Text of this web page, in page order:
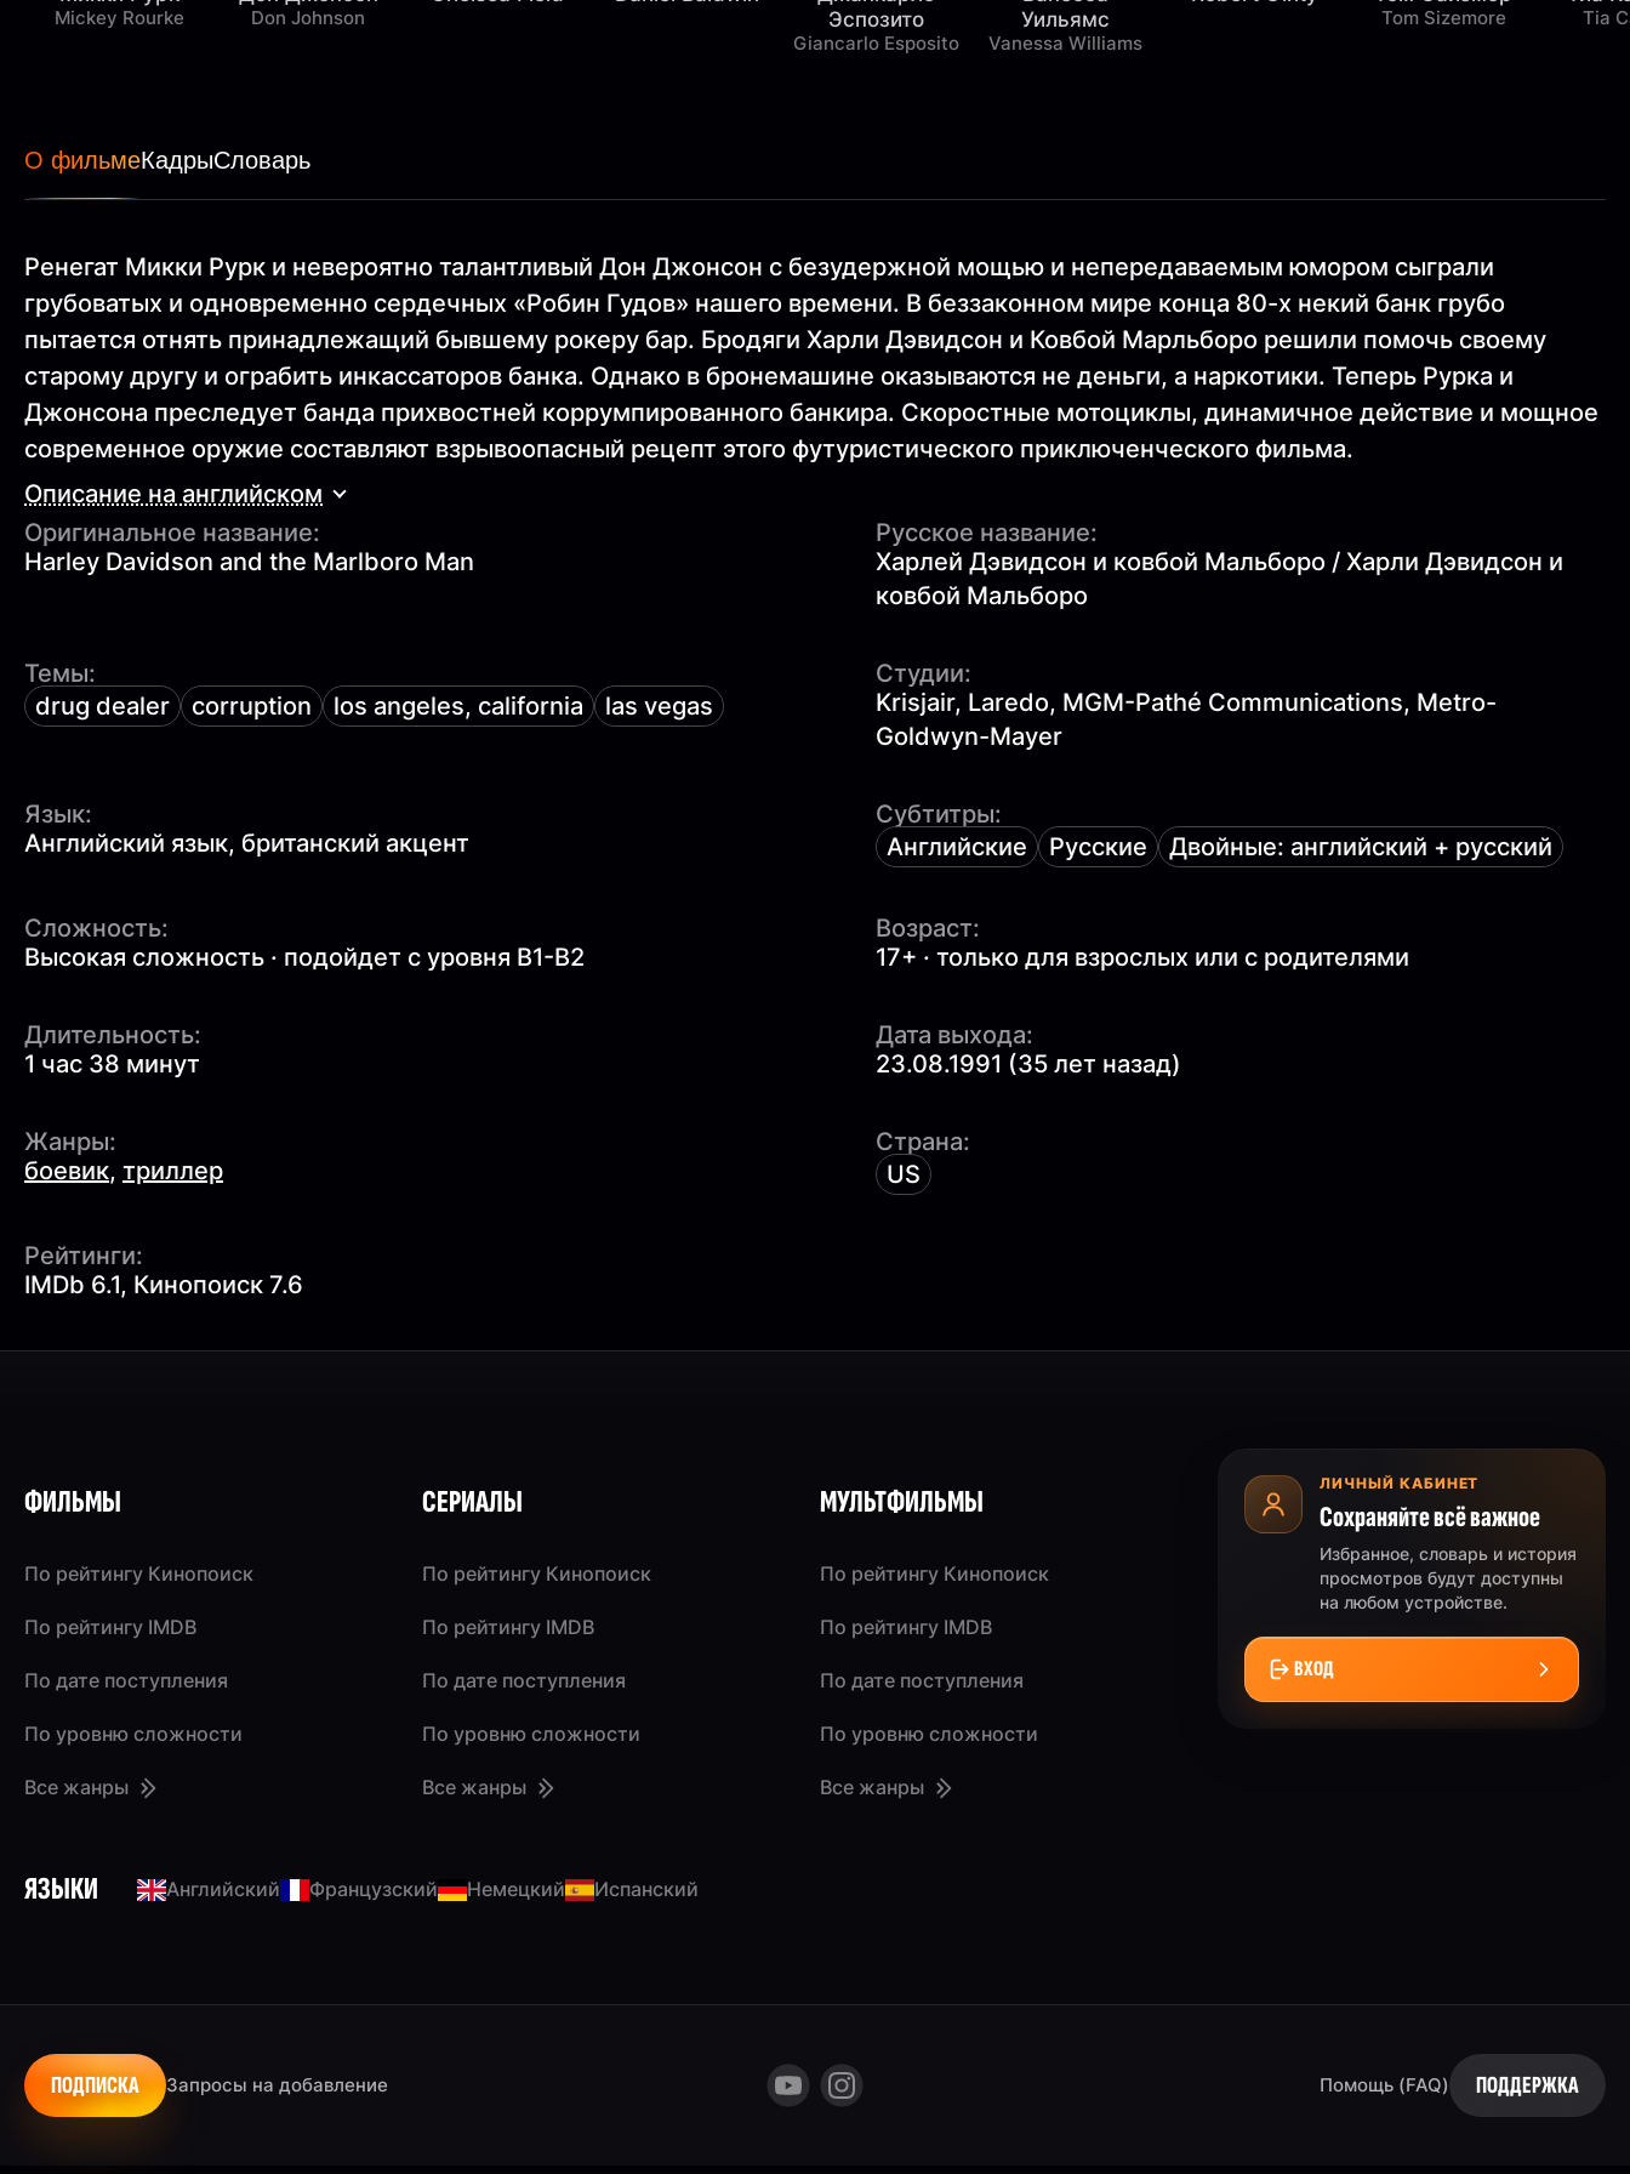
Mickey Rourke Don Johnson
Эспозито
Giancarlo Esposito
Уильямс
Vanessa Williams
Tom Sizemore Tia
О фильмеКадрыСловарь
Ренегат Микки Рурк и невероятно талантливый Дон Джонсон с безудержной мощью и непередаваемым юмором сыграли
грубоватых и одновременно сердечных «Робин Гудов» нашего времени. В беззаконном мире конца 80-х некий банк грубо
пытается отнять принадлежащий бывшему рокеру бар. Бродяги Харли Дэвидсон и Ковбой Марльборо решили помочь своему
старому другу и ограбить инкассаторов банка. Однако в бронемашине оказываются не деньги, а наркотики. Теперь Рурка и
Джонсона преследует банда прихвостней коррумпированного банкира. Скоростные мотоциклы, динамичное действие и мощное
современное оружие составляют взрывоопасный рецепт этого футуристического приключенческого фильма.
Описание на английском
Оригинальное название:
Harley Davidson and the Marlboro Man
Русское название:
Харлей Дэвидсон и ковбой Мальборо / Харли Дэвидсон и
ковбой Мальборо
Темы:
drug dealer
corruption los angeles, california las vegas
Студии:
Krisjair, Laredo, MGM-Pathé Communications, Metro-
Goldwyn-Mayer
Язык:
Английский язык, британский акцент
Субтитры:
Английские
Русские Двойные: английский + русский
Сложность:
Высокая сложность · подойдет с уровня B1-B2
Возраст:
17+ · только для взрослых или с родителями
Длительность:
1 час 38 минут
Дата выхода:
23.08.1991 (35 лет назад)
Жанры:
боевик, триллер
Страна:
US
Рейтинги:
IMDb 6.1, Кинопоиск 7.6
ЯЗЫКИ Английский Французский Немецкий Испанский
ФИЛЬМЫ
По рейтингу Кинопоиск
По рейтингу IMDB
По дате поступления
По уровню сложности
Все жанры
СЕРИАЛЫ
По рейтингу Кинопоиск
По рейтингу IMDB
По дате поступления
По уровню сложности
Все жанры
МУЛЬТФИЛЬМЫ
По рейтингу Кинопоиск
По рейтингу IMDB
По дате поступления
По уровню сложности
Все жанры
ЛИЧНЫЙ КАБИНЕТ
Сохраняйте всё важное
Избранное, словарь и история
просмотров будут доступны
на любом устройстве.
ВХОД
Запросы на добавление
ПОДПИСКА Помощь (FAQ) ПОДДЕРЖКА